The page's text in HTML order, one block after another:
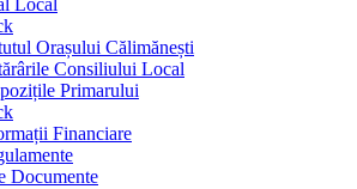
Local
Orașului Călimănești
Consiliului Local
Primarului
Financiare
Documente